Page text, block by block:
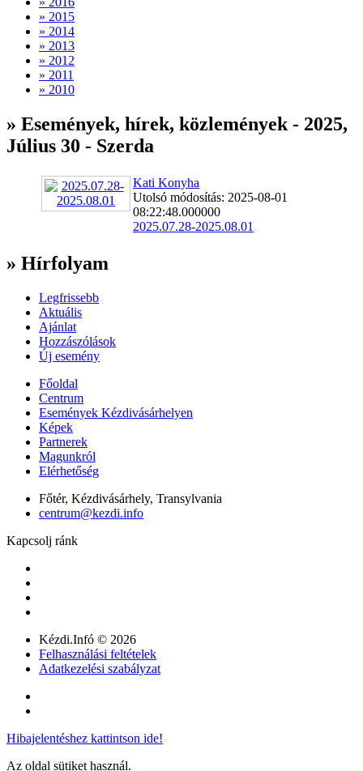
» 2015
» 2014
» 2013
» 2012
» 2011
» 2010
» Események, hírek, közlemények - 2025,
Július 30 - Szerda
Kati Konyha
Utolsó módosítás: 2025-08-01
08:22:48.000000
2025.07.28-2025.08.01
» Hírfolyam
Legfrissebb
Aktuális
Ajánlat
Hozzászólások
Új esemény
Főoldal
Centrum
Események Kézdivásárhelyen
Képek
Partnerek
Magunkról
Elérhetőség
Főtér, Kézdivásárhely, Transylvania
centrum@kezdi.info
Kapcsolj ránk
Kézdi.Infó © 2026
Felhasználási feltételek
Adatkezelési szabályzat
Hibajelentéshez kattintson ide!
Az oldal sütiket használ.